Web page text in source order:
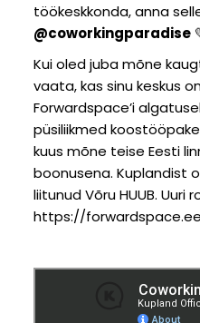
töökeskkonda, anna
@coworkingparadise
Kui oled juba mõne
vaata, kas sinu keskus
Forwardspace’i
püsiliikmed
kuus mõne teise Eesti
boonusena. Kuplandist
liitunud Võru HUUB. Uuri
https://